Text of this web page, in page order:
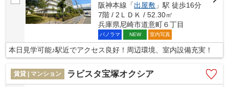
阪神本線「出屋敷 」駅 徒歩16分
7階 / 2ＬＤＫ / 52.30㎡
兵庫県尼崎市道意町６丁目
パノラマ NEW 室内写真
本日見学可能♪駅近でアクセス良好！周辺環境、室内設備充実！
賃貸 | マンション ラビスタ宝塚オクシア